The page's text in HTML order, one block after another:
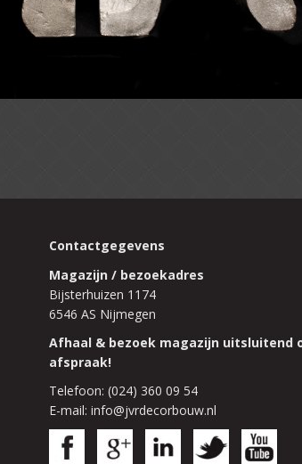
Contactgegevens
Magazijn / bezoekadres
Bijsterhuizen 1174
6546 AS Nijmegen
Afhaal & bezoek magazijn uitsluitend
afspraak!
Telefoon: (024) 360 09 54
E-mail: info@jvrdecorbouw.nl